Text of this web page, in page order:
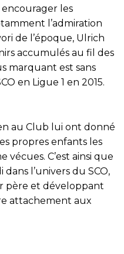
encourager les
l’admiration
de l’époque, Ulrich
accumulés au fil des
marquant est sans
en Ligue 1 en 2015.
au Club lui ont donné
propres enfants les
vécues. C’est ainsi que
l’univers du SCO,
père et développant
attachement aux